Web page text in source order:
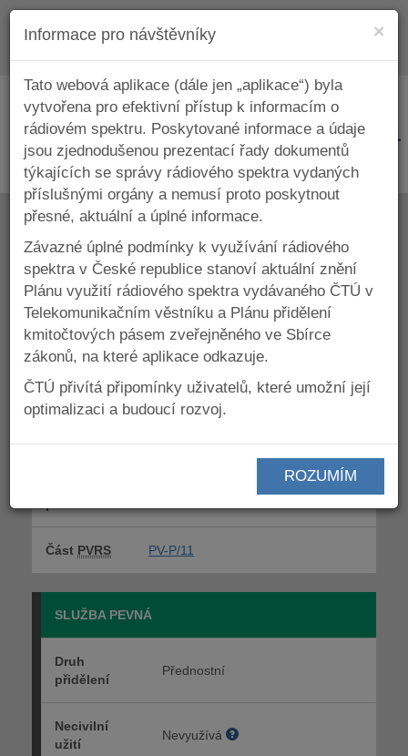
Detail kmitočtového pásma
Pásmo 32,3 – 33 GHz
Zpět na výsledky filtrování
32 – 32,3 GHz
33 – 33,4 GHz
Část PVRS PV-P/11
SLUŽBA PEVNÁ
Druh
přidělení
Přednostní
Necivilní
užití
Nevyužívá
×
Informace pro návštěvníky
Tato webová aplikace (dále jen „aplikace“) byla
vytvořena pro efektivní přístup k informacím o
rádiovém spektru. Poskytované informace a údaje
jsou zjednodušenou prezentací řady dokumentů
týkajících se správy rádiového spektra vydaných
příslušnými orgány a nemusí proto poskytnout
přesné, aktuální a úplné informace.
Závazné úplné podmínky k využívání rádiového
spektra v České republice stanoví aktuální znění
Plánu využití rádiového spektra vydávaného ČTÚ v
Telekomunikačním věstníku a Plánu přidělení
kmitočtových pásem zveřejněného ve Sbírce
zákonů, na které aplikace odkazuje.
ČTÚ přivítá připomínky uživatelů, které umožní její
optimalizaci a budoucí rozvoj.
ROZUMÍM